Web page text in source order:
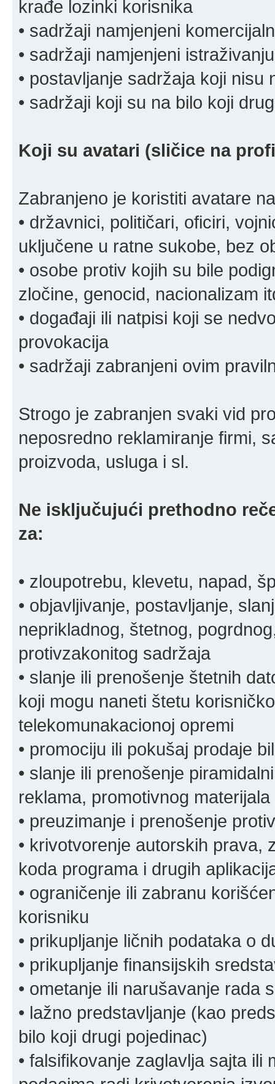
krađe lozinki korisnika
• sadržaji namjenjeni
• sadržaji namjenjeni
• postavljanje sadržaja koji
• sadržaji koji su na bilo koji
Koji su avatari (sličice na
Zabranjeno je koristiti avatare
• državnici, političari, oficiri,
uključene u ratne sukobe, bez
• osobe protiv kojih su bile
zločine, genocid, nacionalizam
• događaji ili natpisi koji se
provokacija
• sadržaji zabranjeni ovim
Strogo je zabranjen svaki vid
neposredno reklamiranje firmi,
proizvoda, usluga i sl.
Ne isključujući prethodno
za:
• zloupotrebu, klevetu, napad,
• objavljivanje, postavljanje,
neprikladnog, štetnog,
protivzakonitog sadržaja
• slanje ili prenošenje štetnih
koji mogu naneti štetu
telekomunakacionoj opremi
• promociju ili pokušaj prodaje
• slanje ili prenošenje
reklama, promotivnog
• preuzimanje i prenošenje
• krivotvorenje autorskih prava,
koda programa i drugih
• ograničenje ili zabranu
korisniku
• prikupljanje ličnih podataka o
• prikupljanje finansijskih
• ometanje ili narušavanje rada
• lažno predstavljanje (kao
bilo koji drugi pojedinac)
• falsifikovanje zaglavlja sajta ili